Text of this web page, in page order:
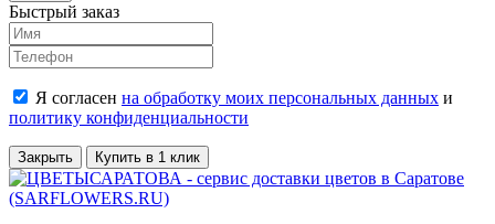
Быстрый заказ
Я согласен на обработку моих персональных данных и
политику конфиденциальности
Закрыть Купить в 1 клик